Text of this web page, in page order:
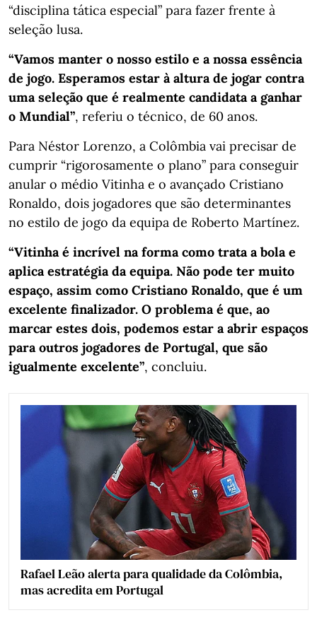
“disciplina tática especial” para fazer frente à
seleção lusa.
“Vamos manter o nosso estilo e a nossa essência
de jogo. Esperamos estar à altura de jogar contra
uma seleção que é realmente candidata a ganhar
o Mundial”, referiu o técnico, de 60 anos.
Para Néstor Lorenzo, a Colômbia vai precisar de
cumprir “rigorosamente o plano” para conseguir
anular o médio Vitinha e o avançado Cristiano
Ronaldo, dois jogadores que são determinantes
no estilo de jogo da equipa de Roberto Martínez.
“Vitinha é incrível na forma como trata a bola e
aplica estratégia da equipa. Não pode ter muito
espaço, assim como Cristiano Ronaldo, que é um
excelente finalizador. O problema é que, ao
marcar estes dois, podemos estar a abrir espaços
para outros jogadores de Portugal, que são
igualmente excelente”, concluiu.
Rafael Leão alerta para qualidade da Colômbia,
mas acredita em Portugal